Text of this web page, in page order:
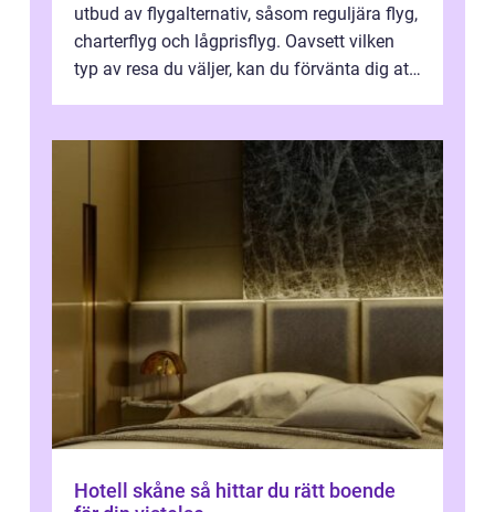
utbud av flygalternativ, såsom reguljära flyg,
charterflyg och lågprisflyg. Oavsett vilken
typ av resa du väljer, kan du förvänta dig att
Hotell skåne så hittar du rätt boende